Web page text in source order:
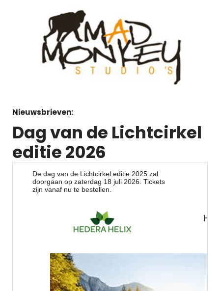
Nieuwsbrieven:
Dag van de Lichtcirkel
editie 2026